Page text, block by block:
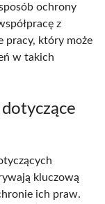
ochrony
z
pracy, który może
w takich
kluczową
ich praw.